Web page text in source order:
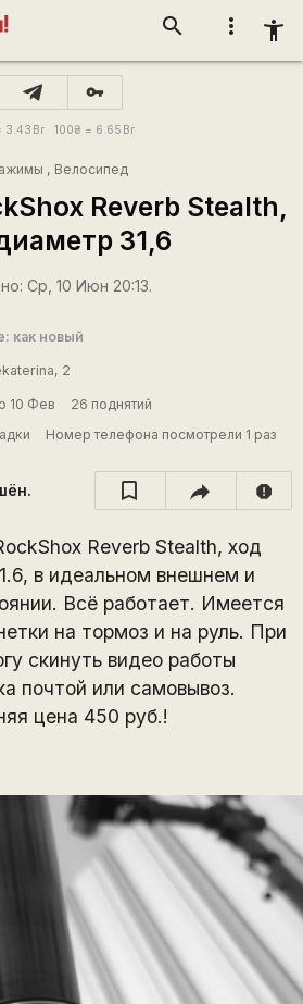
more_vert accessibility_new
search
vpn_key
3.43 Br 100₴ = 6.65 Br
, Велосипед
Rеvеrb Stеаlth,
31,6
Ср, 10 Июн 20:13.
как новый
2
10 Фев
26 поднятий
Номер телефона посмотрели 1 раз
report
Rеvеrb Stеаlth, ход
в идеальном внешнем и
Всё работает. Имеется
на тормоз и на руль. При
скинуть видео работы
почтой или самовывоз.
цена 450 руб.!